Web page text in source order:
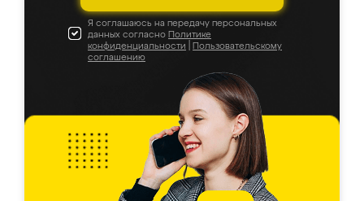
Я соглашаюсь на передачу персональных
данных согласно Политике
конфиденциальности
Пользовательскому
соглашению